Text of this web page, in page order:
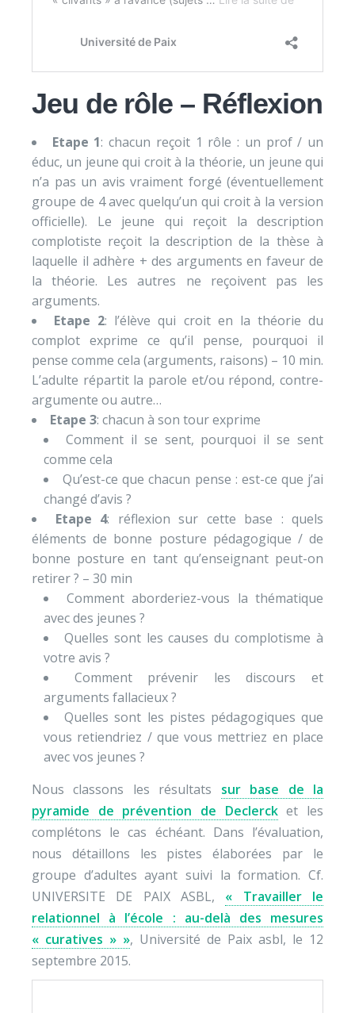
Jeu de rôle – Réflexion
Etape 1: chacun reçoit 1 rôle : un prof / un
éduc, un jeune qui croit à la théorie, un jeune qui
n’a pas un avis vraiment forgé (éventuellement
groupe de 4 avec quelqu’un qui croit à la version
officielle). Le jeune qui reçoit la description
complotiste reçoit la description de la thèse à
laquelle il adhère + des arguments en faveur de
la théorie. Les autres ne reçoivent pas les
arguments.
Etape 2: l’élève qui croit en la théorie du
complot exprime ce qu’il pense, pourquoi il
pense comme cela (arguments, raisons) – 10 min.
L’adulte répartit la parole et/ou répond, contre-
argumente ou autre…
Etape 3: chacun à son tour exprime
Comment il se sent, pourquoi il se sent
comme cela
Qu’est-ce que chacun pense : est-ce que j’ai
changé d’avis ?
Etape 4: réflexion sur cette base : quels
éléments de bonne posture pédagogique / de
bonne posture en tant qu’enseignant peut-on
retirer ? – 30 min
Comment aborderiez-vous la thématique
avec des jeunes ?
Quelles sont les causes du complotisme à
votre avis ?
Comment prévenir les discours et
arguments fallacieux ?
Quelles sont les pistes pédagogiques que
vous retiendriez / que vous mettriez en place
avec vos jeunes ?
Nous classons les résultats sur base de la
pyramide de prévention de Declercket les
complétons le cas échéant. Dans l’évaluation,
nous détaillons les pistes élaborées par le
groupe d’adultes ayant suivi la formation. Cf.
UNIVERSITE DE PAIX ASBL, « Travailler le
relationnel à l’école : au-delà des mesures
« curatives » », Université de Paix asbl, le 12
septembre 2015.